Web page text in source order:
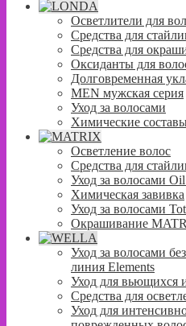
Осветлители для
Средства для
Средства для
Оксиданты для
Долговременная
MEN мужская серия
Уход за волосами
Химические
Осветление волос
Средства для
Уход за волосами
Химическая завивка
Уход за волосами
Окрашивание
Уход за волосами
линия Elements
Уход для вьющихся
Средства для
Уход для